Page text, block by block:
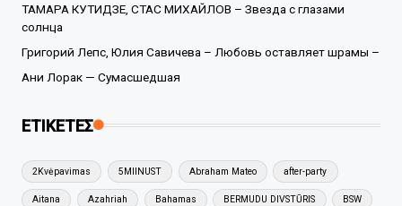
ТАМАРА КУТИДЗЕ, СТАС МИХАЙЛОВ – Звезда с глазами
солнца
Григорий Лепс, Юлия Савичева – Любовь оставляет шрамы –
Ани Лорак — Сумасшедшая
ΕΤΙΚΕΤΕΣ
2Kvėpavimas 5MIINUST Abraham Mateo after-party
Aitana Azahriah Bahamas BERMUDU DIVSTŪRIS BSW